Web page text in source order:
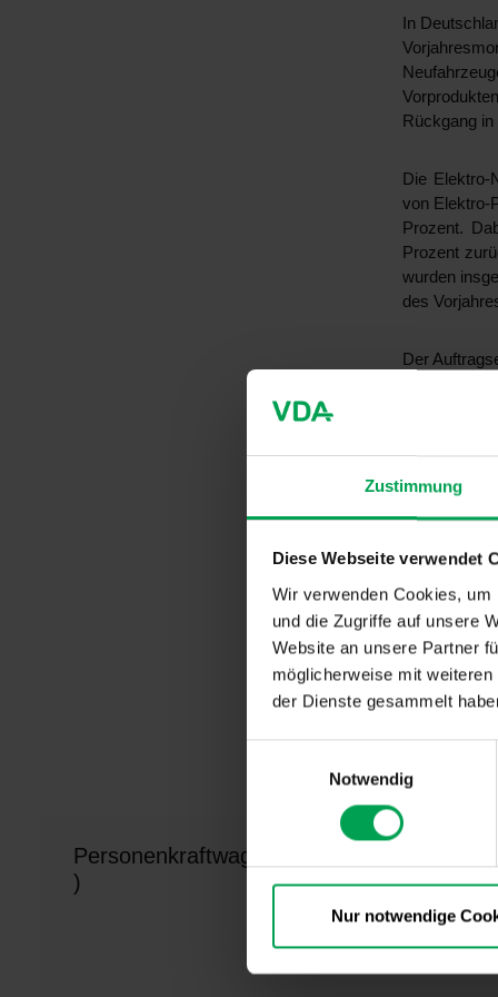
Zustimmung
Diese Webseite verwendet
Wir verwenden Cookies,
und die Zugriffe auf unsere
Website an unsere Partner
möglicherweise mit
der Dienste gesammelt
i
g
Notwendig
Nur notwendige
In
Rückgang
Die Elektro-
von Elektro-
Prozent.
Prozent
wurden
des
Der
Der
verbuchten
Ausland ein.
Die Pkw-
schwächer
(-13
weniger als
bewegt
deutlich
Personenkraftwagen*
)